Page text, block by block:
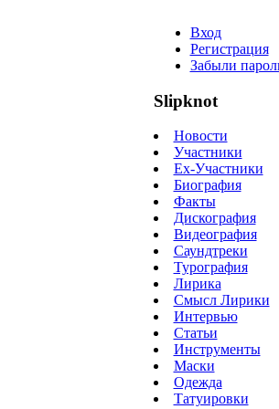
Вход
Регистрация
Забыли
Slipknot
Новости
Участники
Ex-Участники
Биография
Факты
Дискография
Видеография
Саундтреки
Турография
Лирика
Смысл Лирики
Интервью
Статьи
Инструменты
Маски
Одежда
Татуировки